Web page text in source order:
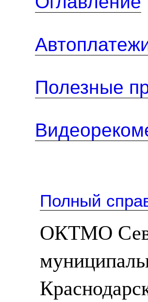
Полезные
Полный
ОКТМО